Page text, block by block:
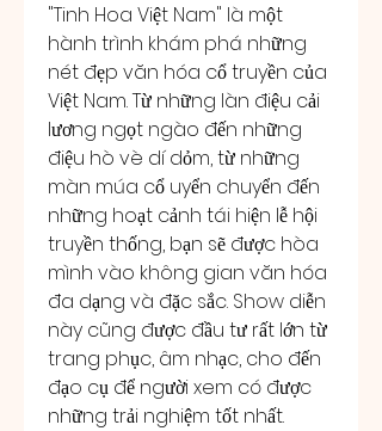
"Tinh Hoa Việt Nam" là một
hành trình khám phá những
nét đẹp văn hóa cổ truyền của
Việt Nam. Từ những làn điệu cải
lương ngọt ngào đến những
điệu hò vè dí dỏm, từ những
màn múa cổ uyển chuyển đến
những hoạt cảnh tái hiện lễ hội
truyền thống, bạn sẽ được hòa
mình vào không gian văn hóa
đa dạng và đặc sắc. Show diễn
này cũng được đầu tư rất lớn từ
trang phục, âm nhạc, cho đến
đạo cụ để người xem có được
những trải nghiệm tốt nhất.